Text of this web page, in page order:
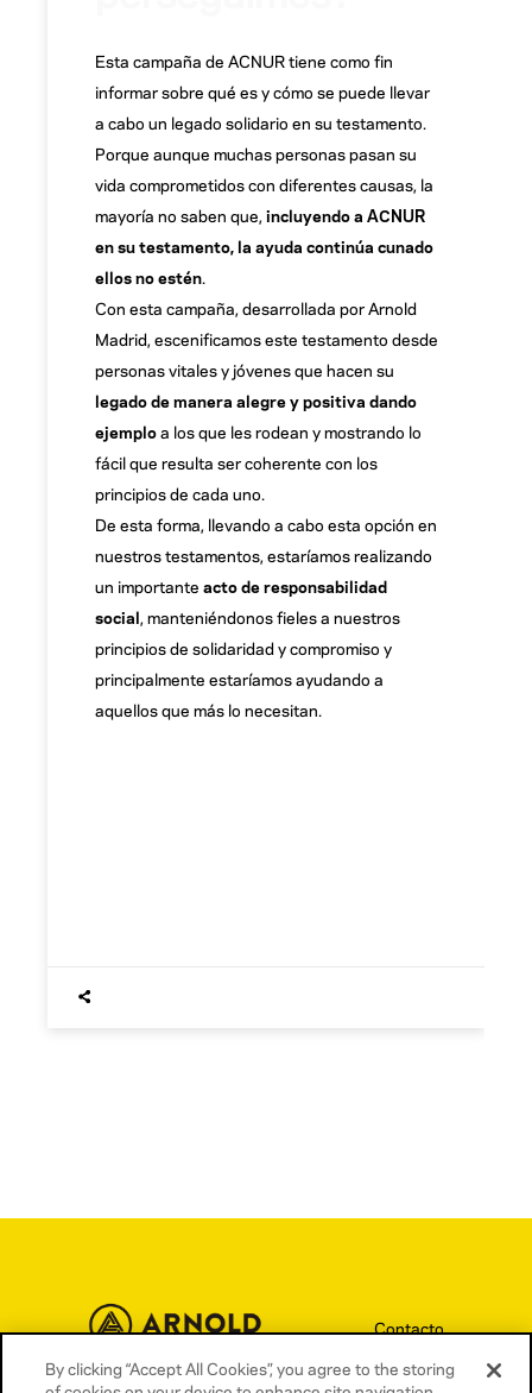
Esta campaña de ACNUR tiene como fin
informar sobre qué es y cómo se puede llevar
a cabo un legado solidario en su testamento.
Porque aunque muchas personas pasan su
vida comprometidos con diferentes causas, la
mayoría no saben que,incluyendo a ACNUR
en su testamento, la ayuda continúa cunado
ellos no estén.
Con esta campaña, desarrollada por Arnold
Madrid, escenificamos este testamento desde
personas vitales y jóvenes que hacen su
legado de manera alegre y positiva dando
ejemploa los que les rodean y mostrando lo
fácil que resulta ser coherente con los
principios de cada uno.
De esta forma, llevando a cabo esta opción en
nuestros testamentos, estaríamos realizando
un importante acto de responsabilidad
social, manteniéndonos fieles a nuestros
principios de solidaridad y compromiso y
principalmente estaríamos ayudando a
aquellos que más lo necesitan.
Contacto
Términos y condiciones
By clicking “Accept All Cookies”, you agree to the storing